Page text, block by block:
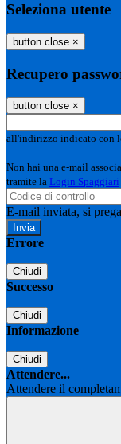
Seleziona utente
button close ×
Recupero
button close ×
all'indirizzo indicato con
Non hai una e-mail
tramite la Login Spaggiari
E-mail inviata, si
Errore
Chiudi
Successo
Chiudi
Informazione
Chiudi
Attendere...
Attendere il